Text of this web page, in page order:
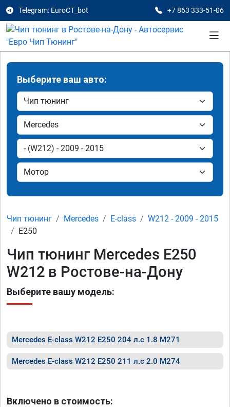
Telegram: EuroCT_bot +7 863 333-51-06
Выберите ваш авто:
Чип тюнинг Mercedes E-class
W212 - 2009 - 2015
E250
Чип тюнинг Mercedes E250
W212 в Ростове-на-Дону
Выберите вашу модель:
Mercedes E-class W212 E250 204 л.с 1.8 M271
Mercedes E-class W212 E250 211 л.с 2.0 M274
Включено в стоимость: